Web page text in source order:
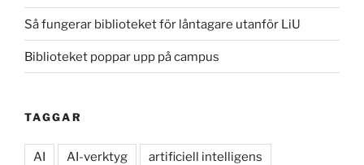
Så fungerar biblioteket för låntagare utanför LiU
Biblioteket poppar upp på campus
TAGGAR
AI AI-verktyg artificiell intelligens